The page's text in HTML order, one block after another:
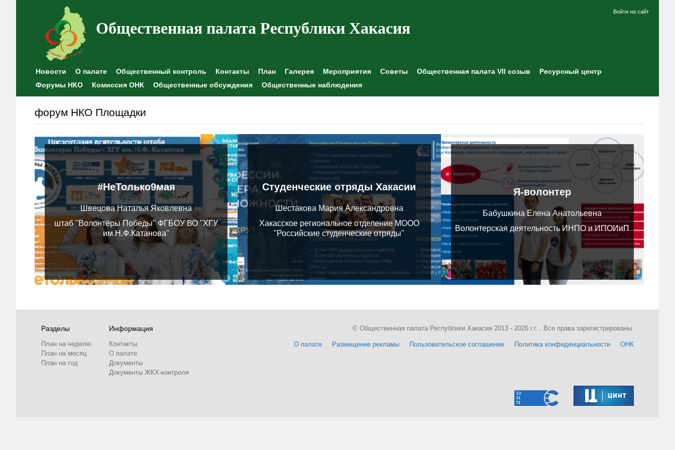
Общественная палата Республики Хакасия
Войти на сайт
Новости О палате Общественный контроль Контакты План Галерея Мероприятия Советы Общественная палата VII созыв
Ресурсный центр
Форумы НКО
Комиссия ОНК Общественные обсуждения Общественные наблюдения
форум НКО Площадки
#НеТолько9мая
Швецова Наталья Яковлевна
штаб "Волонтёры Победы" ФГБОУ ВО "ХГУ
им.Н.Ф.Катанова"
Студенческие отряды Хакасии
Шестакова Мария Александровна
Хакасское региональное отделение МООО
"Российские студенческие отряды"
Я-волонтер
Бабушкина Елена Анатольевна
Волонтерская деятельность ИНПО и ИПОИиП
Разделы
План на неделю
План на месяц
План на год
Информация
Контакты
О палате
Документы
Документы ЖКХ-контроля
О палате Размещение рекламы Пользовательское соглашение Политика конфиденциальности ОНК
© Общественная палата Республики Хакасия 2013 - 2026 г.г. . Все права зарегистрированы.